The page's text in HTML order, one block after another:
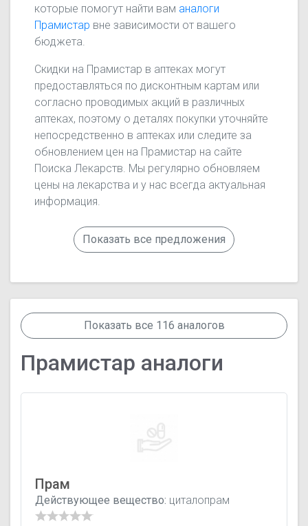
которые помогут найти вам аналоги
Прамистар вне зависимости от вашего
бюджета.
Скидки на Прамистар в аптеках могут
предоставляться по дисконтным картам или
согласно проводимых акций в различных
аптеках, поэтому о деталях покупки уточняйте
непосредственно в аптеках или следите за
обновлением цен на Прамистар на сайте
Поиска Лекарств. Мы регулярно обновляем
цены на лекарства и у нас всегда актуальная
информация.
Показать все предложения
Показать все 116 аналогов
Прамистар аналоги
Прам
Действующее вещество: циталопрам